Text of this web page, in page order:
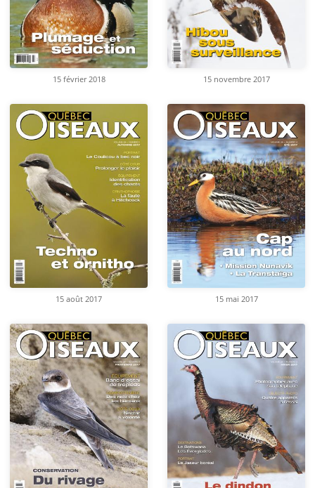
15 février 2018 15 novembre 2017
15 août 2017 15 mai 2017